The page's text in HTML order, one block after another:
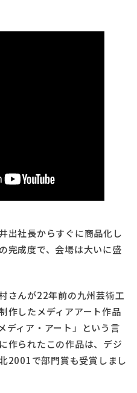
出社長からすぐに商品化し
完成度で、会場は大いに盛
さんが22年前の九州芸術工
作したメディアアート作品
ディア・アート」という言
作られたこの作品は、デジ
2001で部門賞も受賞しまし